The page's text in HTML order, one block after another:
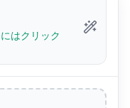
はクリック